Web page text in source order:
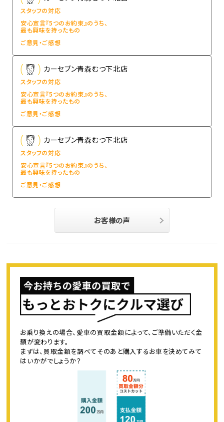
スタッフの対応
安心宣言『5つのお約束』のうち、
最も興味を持ったもの
ご意見・ご感想
カーセブン青森むつ下北店
スタッフの対応
安心宣言『5つのお約束』のうち、
最も興味を持ったもの
ご意見・ご感想
カーセブン青森むつ下北店
スタッフの対応
安心宣言『5つのお約束』のうち、
最も興味を持ったもの
ご意見・ご感想
お客様の声
お乗り換えの場合、愛車の買取金額によって、ご準備いただく金
額が変わります。
まずは、買取金額を調べてそのあと購入するお車を決めてみて
はいかがでしょうか？